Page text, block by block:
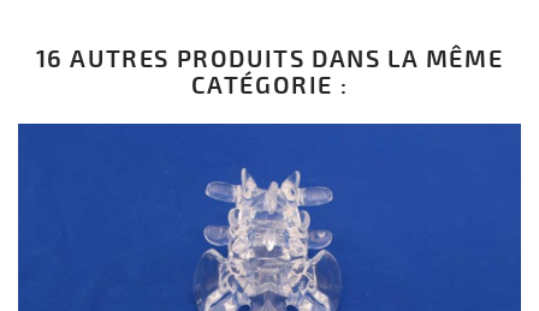
16 AUTRES PRODUITS DANS LA MÊME
CATÉGORIE :